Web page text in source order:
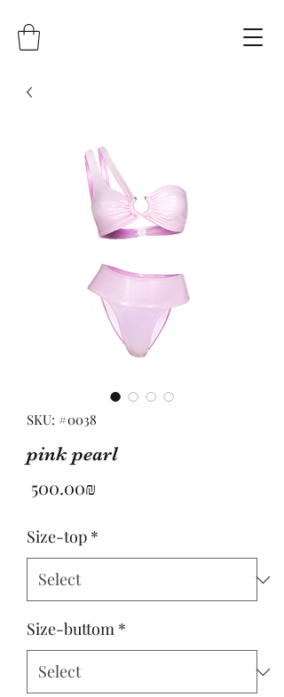
SKU: #0038
pink pearl
‏500.00 ‏₪
Size-top *
Size-buttom *